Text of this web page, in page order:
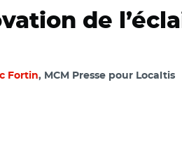
de
Fortin, MCM Presse pour Localtis